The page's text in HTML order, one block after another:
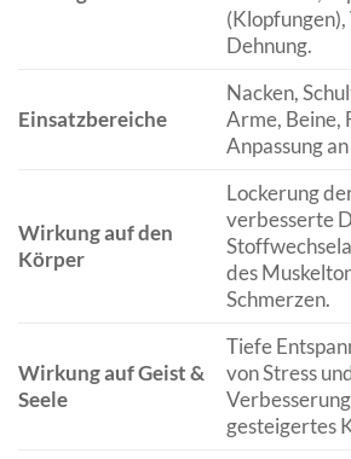
Dehnung.
Einsatzbereiche
Nacken,
Arme, Beine,
Anpassung
Wirkung auf den
Körper
Lockerung
verbesserte
des
Schmerzen.
Wirkung auf Geist &
Seele
Tiefe
von Stress
gesteigertes